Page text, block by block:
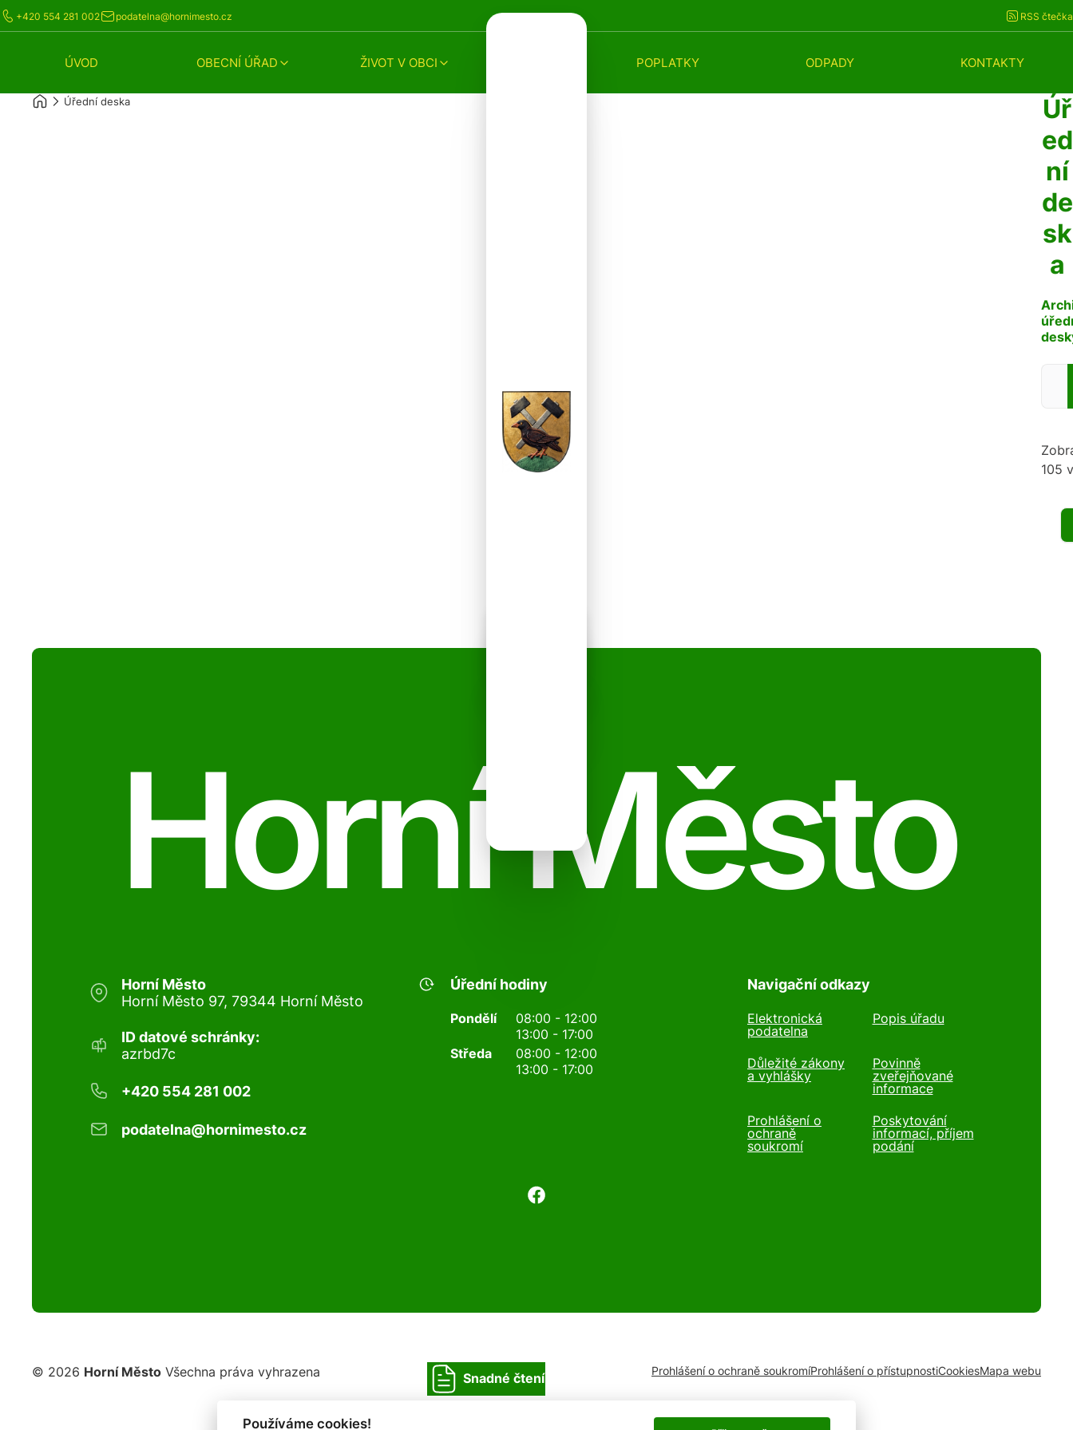
+420 554 281 002 podatelna@hornimesto.cz RSS čtečka
ÚVOD OBECNÍ ÚŘAD ŽIVOT V OBCI POPLATKY ODPADY KONTAKTY
Úřední deska
Úř
ed
ní
de
sk
a
105
Horní Město
Horní Město
Horní Město 97, 79344 Horní Město
ID datové schránky:
azrbd7c
+420 554 281 002
podatelna@hornimesto.cz
Úřední hodiny
Pondělí
08:00 - 12:00
13:00 - 17:00
Středa
08:00 - 12:00
13:00 - 17:00
Navigační odkazy
Elektronická
podatelna
Popis úřadu
Důležité zákony
a vyhlášky
Povinně
zveřejňované
informace
Prohlášení o
ochraně
soukromí
Poskytování
informací, příjem
podání
© 2026 Horní Město Všechna práva vyhrazena Snadné čtení Prohlášení o ochraně soukromíProhlášení o přístupnostiCookiesMapa webu
Používáme cookies!